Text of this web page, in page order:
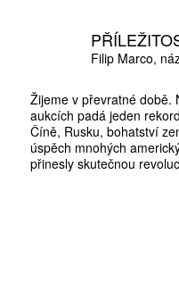
Filip Marco
Žijeme v převratné době.
aukcích padá jeden
Číně, Rusku, bohatství
úspěch mnohých
přinesly skutečnou